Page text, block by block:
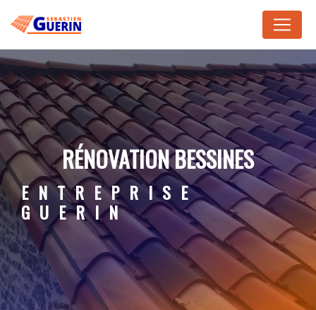
RÉNOVATION BESSINES
ENTREPRISE
GUERIN